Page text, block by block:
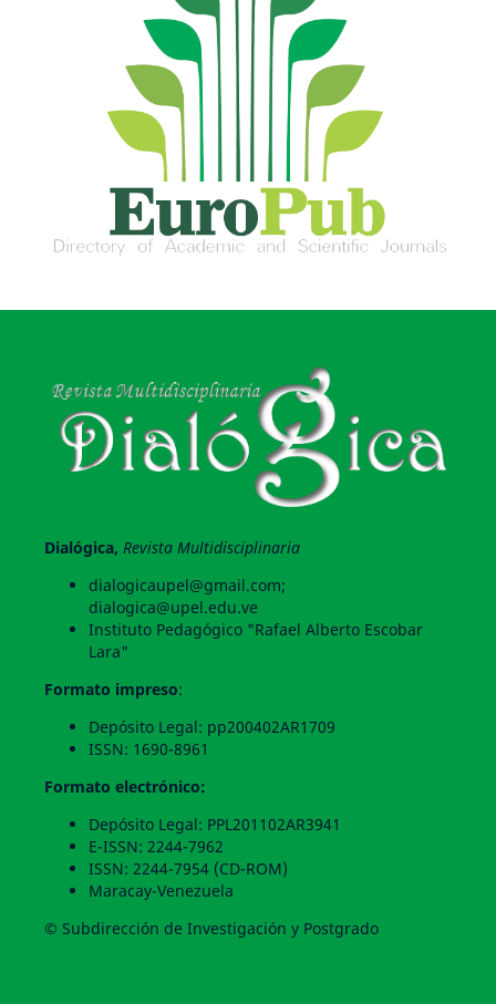
Dialógica, Revista Multidisciplinaria
dialogicaupel@gmail.com;
dialogica@upel.edu.ve
Instituto Pedagógico "Rafael Alberto Escobar
Lara"
Formato impreso:
Depósito Legal: pp200402AR1709
ISSN: 1690-8961
Formato electrónico:
Depósito Legal: PPL201102AR3941
E-ISSN: 2244-7962
ISSN: 2244-7954 (CD-ROM)
Maracay-Venezuela
© Subdirección de Investigación y Postgrado